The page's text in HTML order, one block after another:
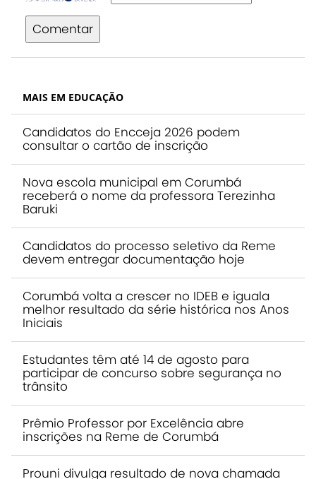
Comentar
MAIS EM EDUCAÇÃO
Candidatos do Encceja 2026 podem
consultar o cartão de inscrição
Nova escola municipal em Corumbá
receberá o nome da professora Terezinha
Baruki
Candidatos do processo seletivo da Reme
devem entregar documentação hoje
Corumbá volta a crescer no IDEB e iguala
melhor resultado da série histórica nos Anos
Iniciais
Estudantes têm até 14 de agosto para
participar de concurso sobre segurança no
trânsito
Prêmio Professor por Excelência abre
inscrições na Reme de Corumbá
Prouni divulga resultado de nova chamada